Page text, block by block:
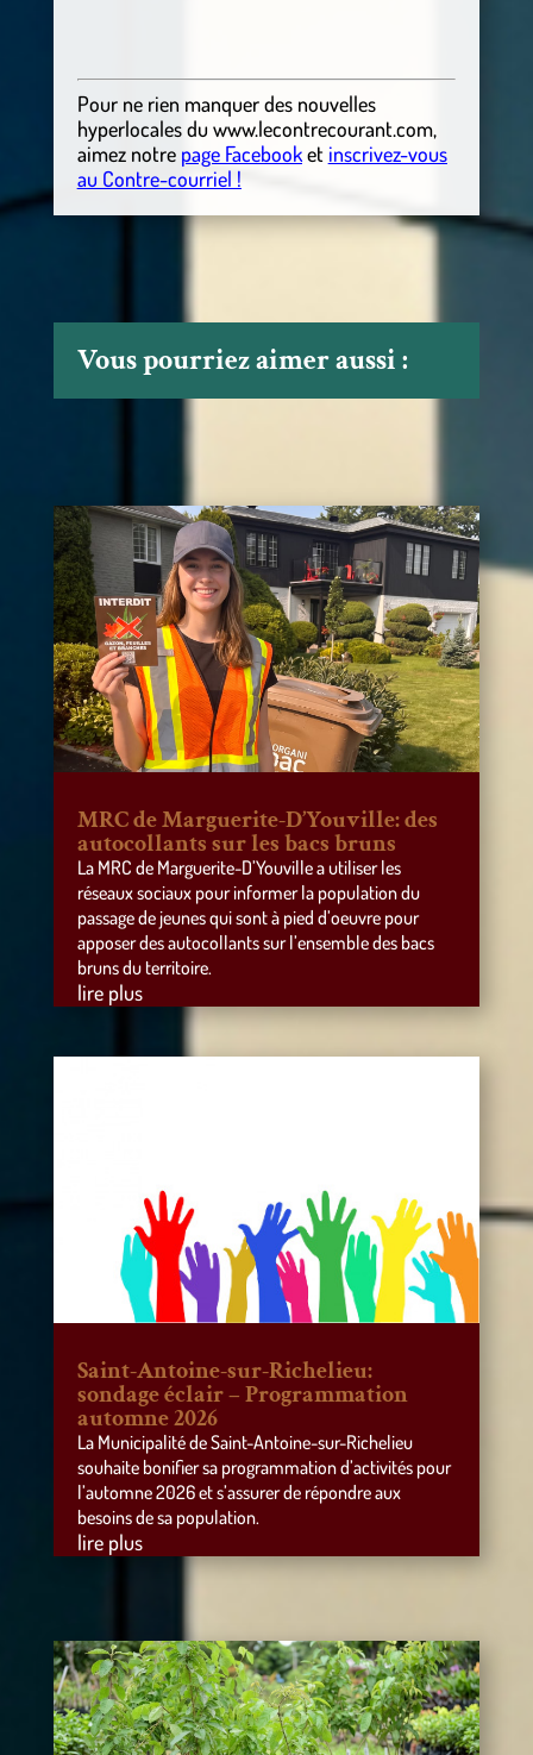
Pour ne rien manquer des nouvelles
hyperlocalesdu www.lecontrecourant.com,
aimez notre page Facebooket inscrivez-vous
au Contre-courriel !
Vous pourriez aimer aussi :
MRC de Marguerite-D’Youville: des
autocollants sur les bacs bruns
La MRC de Marguerite-D’Youville a utiliser les
réseaux sociaux pour informer la population du
passage de jeunes qui sont à pied d’oeuvre pour
apposer des autocollants sur l’ensemble des bacs
bruns du territoire.
lire plus
Saint-Antoine-sur-Richelieu:
sondage éclair – Programmation
automne 2026
La Municipalité de Saint-Antoine-sur-Richelieu
souhaite bonifier sa programmation d’activités pour
l’automne 2026 et s’assurer de répondre aux
besoins de sa population.
lire plus